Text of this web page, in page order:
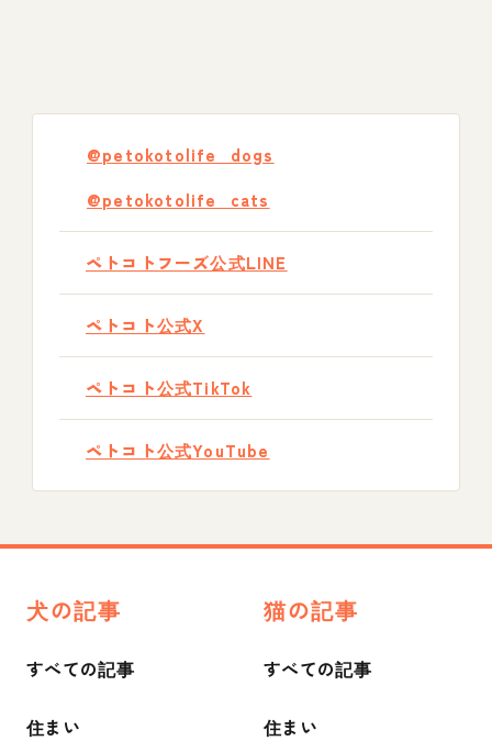
@petokotolife_dogs
@petokotolife_cats
ペトコトフーズ公式LINE
ペトコト公式X
ペトコト公式TikTok
ペトコト公式YouTube
犬の記事
すべての記事
住まい
猫の記事
すべての記事
住まい